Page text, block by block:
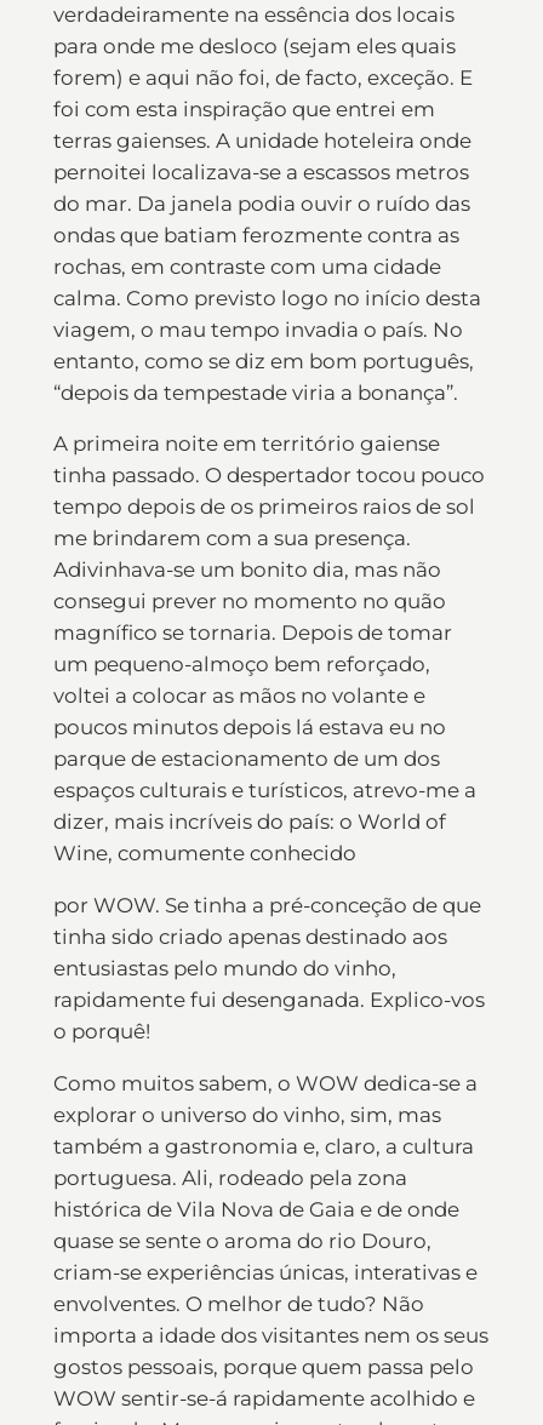
verdadeiramente na essência dos locais
para onde me desloco (sejam eles quais
forem) e aqui não foi, de facto, exceção. E
foi com esta inspiração que entrei em
terras gaienses. A unidade hoteleira onde
pernoitei localizava-se a escassos metros
do mar. Da janela podia ouvir o ruído das
ondas que batiam ferozmente contra as
rochas, em contraste com uma cidade
calma. Como previsto logo no início desta
viagem, o mau tempo invadia o país. No
entanto, como se diz em bom português,
“depois da tempestade viria a bonança”.
A primeira noite em território gaiense
tinha passado. O despertador tocou pouco
tempo depois de os primeiros raios de sol
me brindarem com a sua presença.
Adivinhava-se um bonito dia, mas não
consegui prever no momento no quão
magnífico se tornaria. Depois de tomar
um pequeno-almoço bem reforçado,
voltei a colocar as mãos no volante e
poucos minutos depois lá estava eu no
parque de estacionamento de um dos
espaços culturais e turísticos, atrevo-me a
dizer, mais incríveis do país: o World of
Wine, comumente conhecido
por WOW. Se tinha a pré-conceção de que
tinha sido criado apenas destinado aos
entusiastas pelo mundo do vinho,
rapidamente fui desenganada. Explico-vos
o porquê!
Como muitos sabem, o WOW dedica-se a
explorar o universo do vinho, sim, mas
também a gastronomia e, claro, a cultura
portuguesa. Ali, rodeado pela zona
histórica de Vila Nova de Gaia e de onde
quase se sente o aroma do rio Douro,
criam-se experiências únicas, interativas e
envolventes. O melhor de tudo? Não
importa a idade dos visitantes nem os seus
gostos pessoais, porque quem passa pelo
WOW sentir-se-á rapidamente acolhido e